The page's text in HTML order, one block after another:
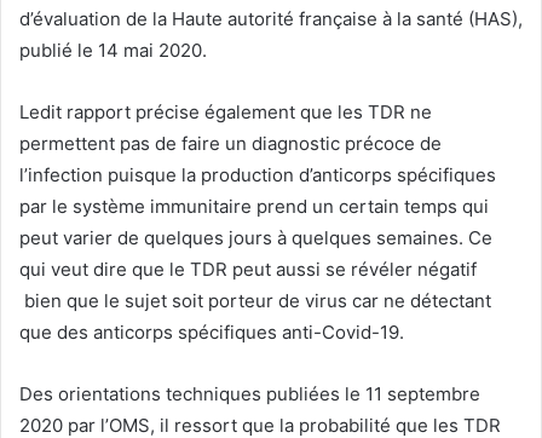
d’évaluation de la Haute autorité française à la santé (HAS),
publié le 14 mai 2020.
Ledit rapport précise également que les TDR ne
permettent pas de faire un diagnostic précoce de
l’infection puisque la production d’anticorps spécifiques
par le système immunitaire prend un certain temps qui
peut varier de quelques jours à quelques semaines. Ce
qui veut dire que le TDR peut aussi se révéler négatif
bien que le sujet soit porteur de virus car ne détectant
que des anticorps spécifiques anti-Covid-19.
Des orientations techniques publiées le 11 septembre
2020 par l’OMS, il ressort que la probabilité que les TDR